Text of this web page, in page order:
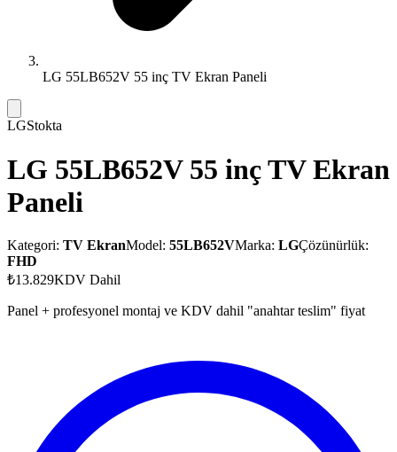
LG 55LB652V 55 inç TV Ekran Paneli
LGStokta
LG 55LB652V 55 inç TV Ekran
Paneli
Kategori: TV EkranModel: 55LB652VMarka: LGÇözünürlük:
FHD
₺13.829KDV Dahil
Panel + profesyonel montaj ve KDV dahil "anahtar teslim" fiyat